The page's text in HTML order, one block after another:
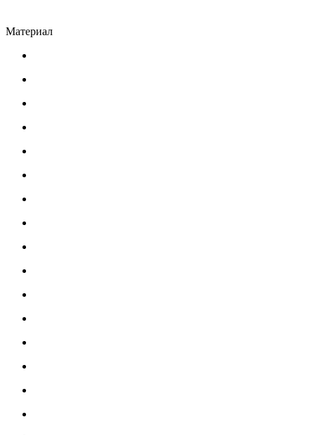
Материал